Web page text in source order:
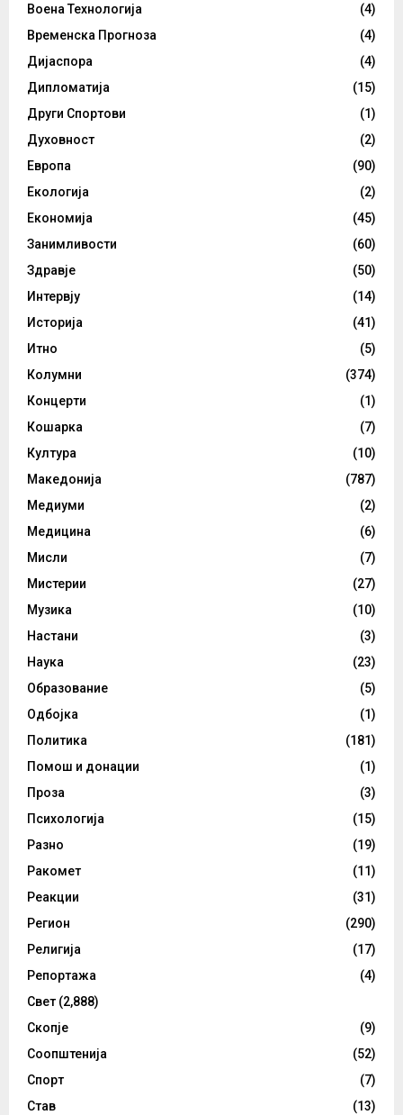
Воена Технологија
(4)
Временска Прогноза
(4)
Дијаспора
(4)
Дипломатија
(15)
Други Спортови
(1)
Духовност
(2)
Европа
(90)
Екологија
(2)
Економија
(45)
Занимливости
(60)
Здравје
(50)
Интервју
(14)
Историја
(41)
Итно
(5)
Колумни
(374)
Концерти
(1)
Кошарка
(7)
Култура
(10)
Македонија
(787)
Медиуми
(2)
Медицина
(6)
Мисли
(7)
Мистерии
(27)
Музика
(10)
Настани
(3)
Наука
(23)
Образование
(5)
Одбојка
(1)
Политика
(181)
Помош и донации
(1)
Проза
(3)
Психологија
(15)
Разно
(19)
Ракомет
(11)
Реакции
(31)
Регион
(290)
Религија
(17)
Репортажа
(4)
Свет (2,888)
Скопје
(9)
Соопштенија
(52)
Спорт
(7)
Став
(13)